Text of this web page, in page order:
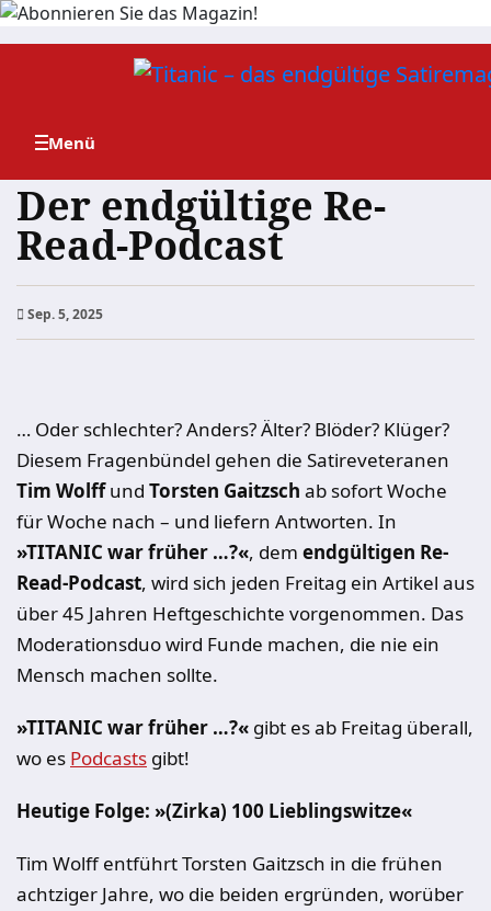
Zum
Der endgültige Re-
Read-Podcast
Sep. 5, 2025
… Oder schlechter? Anders? Älter? Blöder? Klüger?
Diesem Fragenbündel gehen die Satireveteranen
Tim Wolffund Torsten Gaitzsch ab sofort Woche
für Woche nach – und liefern Antworten. In
»TITANIC war früher …?«, dem endgültigen Re-
Read-Podcast, wird sich jeden Freitag ein Artikel aus
über 45 Jahren Heftgeschichte vorgenommen. Das
Moderationsduo wird Funde machen, die nie ein
Mensch machen sollte.
»TITANIC war früher …?« gibt es ab Freitag überall,
wo es Podcasts gibt!
Heutige Folge: »(Zirka) 100 Lieblingswitze«
Tim Wolff entführt Torsten Gaitzsch in die frühen
achtziger Jahre, wo die beiden ergründen, worüber